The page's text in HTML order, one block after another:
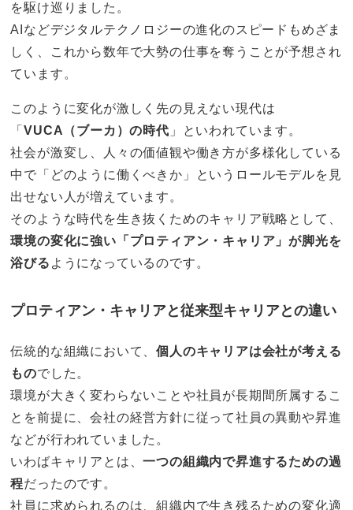
を駆け巡りました。
AIなどデジタルテクノロジーの進化のスピードもめざま
しく、これから数年で大勢の仕事を奪うことが予想され
ています。
このように変化が激しく先の見えない現代は
「VUCA（ブーカ）の時代 」といわれています。
社会が激変し、人々の価値観や働き方が多様化している
中で「どのように働くべきか」というロールモデルを見
出せない人が増えています。
そのような時代を生き抜くためのキャリア戦略として、
環境の変化に強い「プロティアン・キャリア」が脚光を
浴びる ようになっているのです。
プロティアン・キャリアと従来型キャリアとの違い
伝統的な組織において、個人のキャリアは会社が考える
ものでした。
環境が大きく変わらないことや社員が長期間所属するこ
とを前提に、会社の経営方針に従って社員の異動や昇進
などが行われていました。
いわばキャリアとは、一つの組織内で昇進するための過
程だったのです。
社員に求められるのは、組織内で生き残るための変化適